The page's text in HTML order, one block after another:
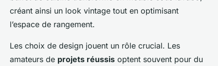
créant ainsi un look vintage tout en optimisant
l’espace de rangement.
Les choix de design jouent un rôle crucial. Les
amateurs de projets réussis optent souvent pour du